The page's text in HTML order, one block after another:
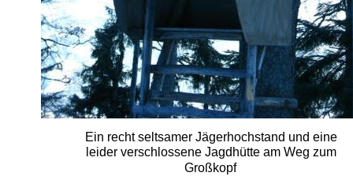
Ein recht seltsamer Jägerhochstand und eine
leider verschlossene Jagdhütte am Weg zum
Großkopf